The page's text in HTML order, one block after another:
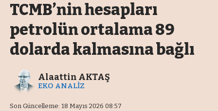
TCMB’nin hesapları
petrolün ortalama 89
dolarda kalmasına bağlı
Son Güncelleme: 18 Mayıs 2026 08:57
Alaattin AKTAŞ
EKO ANALİZ